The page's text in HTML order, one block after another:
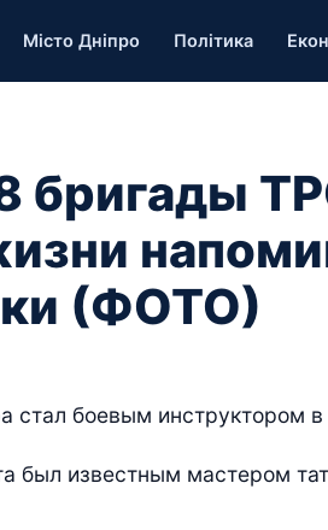
Місто Дніпро Політика
бригады
(ФОТО)
стал боевым инструктором
был известным мастером